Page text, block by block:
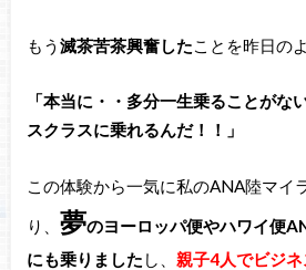
もう 滅茶苦茶興奮した ことを昨日の
「本当に・・多分一生乗ることがな
スクラスに乗れるんだ！！」
この体験から一気に私のANA陸マイ
り、 夢のヨーロッパ便やハワイ便
にも乗りました し、 親子4人でビジ